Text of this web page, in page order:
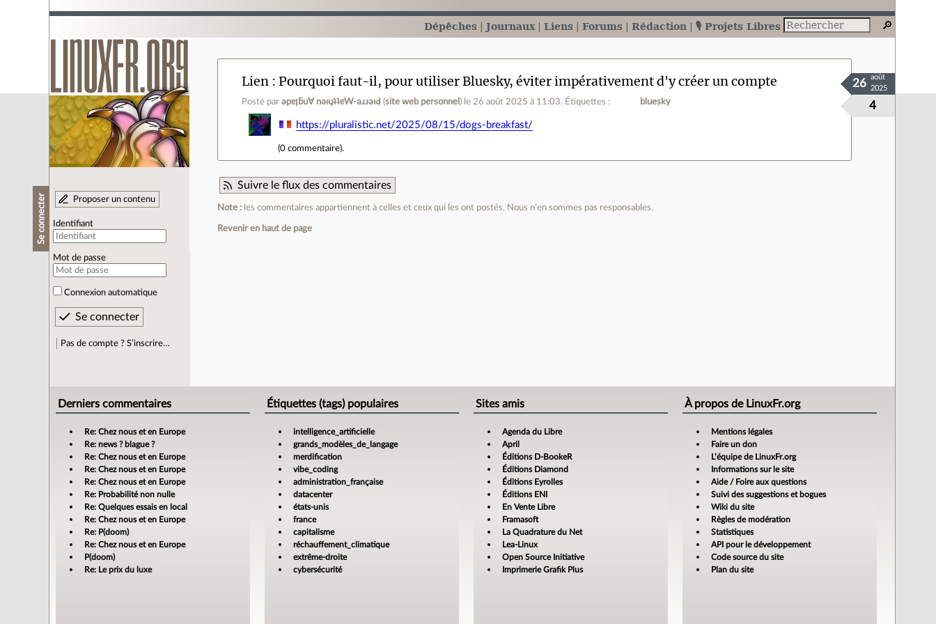
Dépêches Journaux Liens Forums Rédaction 🎙️ Projets Libres
Se connecter Proposer un contenu
Identifiant
Mot de passe
Connexion automatique
Pas de compte ? S’inscrire…
Lien Pourquoi faut-il, pour utiliser Bluesky, éviter impérativement d'y créer un compte
Posté par ǝpɐןƃu∀ nǝıɥʇʇɐW-ǝɹɹǝıԀ (site web personnel ) le 26 août 2025 à 11:03. Étiquettes : bluesky 4
26
août
2025
https://pluralistic.net/2025/08/15/dogs-breakfast/
(0 commentaire).
Suivre le flux des commentaires
Note : les commentaires appartiennent à celles et ceux qui les ont postés. Nous n’en sommes pas responsables.
Revenir en haut de page
Derniers commentaires
Re: Chez nous et en Europe
Re: news ? blague ?
Re: Chez nous et en Europe
Re: Chez nous et en Europe
Re: Chez nous et en Europe
Re: Probabilité non nulle
Re: Quelques essais en local
Re: Chez nous et en Europe
Re: P(doom)
Re: Chez nous et en Europe
P(doom)
Re: Le prix du luxe
Étiquettes (tags) populaires
intelligence_artificielle
grands_modèles_de_langage
merdification
vibe_coding
administration_française
datacenter
états-unis
france
capitalisme
réchauffement_climatique
extrême-droite
cybersécurité
Sites amis
Agenda du Libre
April
Éditions D-BookeR
Éditions Diamond
Éditions Eyrolles
Éditions ENI
En Vente Libre
Framasoft
La Quadrature du Net
Lea-Linux
Open Source Initiative
Imprimerie Grafik Plus
À propos de LinuxFr.org
Mentions légales
Faire un don
L’équipe de LinuxFr.org
Informations sur le site
Aide / Foire aux questions
Suivi des suggestions et bogues
Wiki du site
Règles de modération
Statistiques
API pour le développement
Code source du site
Plan du site